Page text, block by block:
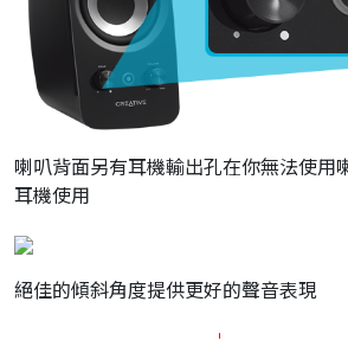
喇叭背面另有耳機輸出孔在你無法使用
耳機使用
絕佳的傾斜角度提供更好的聲音表現